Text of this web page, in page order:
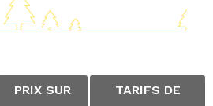
PRIX SUR
TARIFS DE